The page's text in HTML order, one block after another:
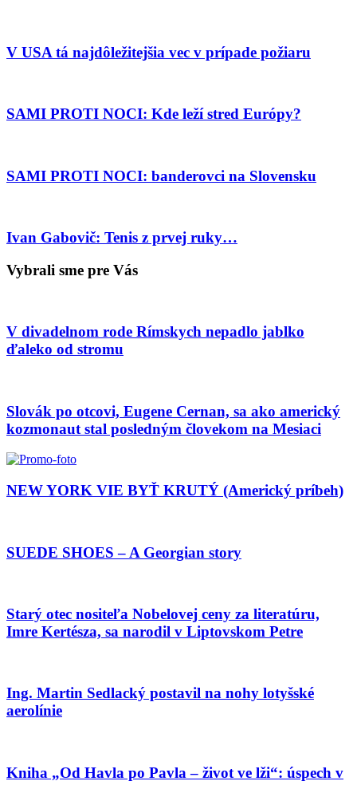
V USA tá najdôležitejšia vec v prípade požiaru
SAMI PROTI NOCI: Kde leží stred Európy?
SAMI PROTI NOCI: banderovci na Slovensku
Ivan Gabovič: Tenis z prvej ruky…
Vybrali sme pre Vás
V divadelnom rode Rímskych nepadlo jablko
ďaleko od stromu
Slovák po otcovi, Eugene Cernan, sa ako americký
kozmonaut stal posledným človekom na Mesiaci
NEW YORK VIE BYŤ KRUTÝ (Americký príbeh)
SUEDE SHOES – A Georgian story
Starý otec nositeľa Nobelovej ceny za literatúru,
Imre Kertésza, sa narodil v Liptovskom Petre
Ing. Martin Sedlacký postavil na nohy lotyšské
aerolínie
Kniha „Od Havla po Pavla – život ve lži“: úspech v